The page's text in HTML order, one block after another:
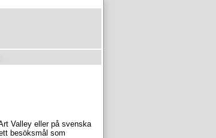
Valley eller på svenska
besöksmål som